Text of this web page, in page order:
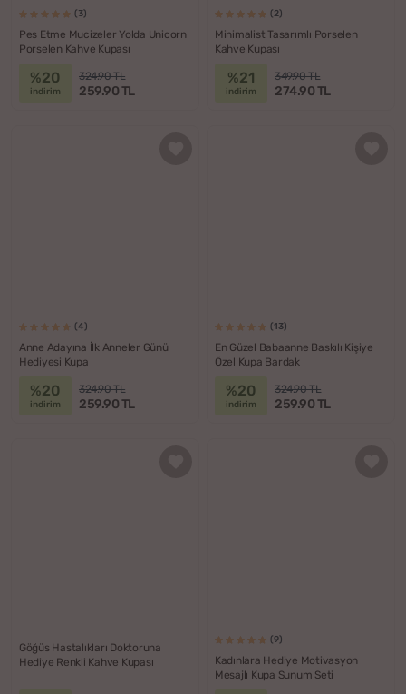
(3)
Pes Etme Mucizeler Yolda Unicorn
Porselen Kahve Kupası
%20
indirim
324.90 TL
259.90 TL
(2)
Minimalist Tasarımlı Porselen
Kahve Kupası
%21
indirim
349.90 TL
274.90 TL
(4)
Anne Adayına İlk Anneler Günü
Hediyesi Kupa
%20
indirim
324.90 TL
259.90 TL
(13)
En Güzel Babaanne Baskılı Kişiye
Özel Kupa Bardak
%20
indirim
324.90 TL
259.90 TL
Göğüs Hastalıkları Doktoruna
Hediye Renkli Kahve Kupası
(9)
Kadınlara Hediye Motivasyon
Mesajlı Kupa Sunum Seti